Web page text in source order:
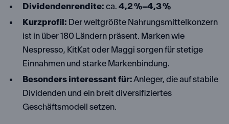
Dividendenrendite: ca. 4,2 %–4,3 %
Kurzprofil: Der weltgrößte Nahrungsmittelkonzern
ist in über 180 Ländern präsent. Marken wie
Nespresso, KitKat oder Maggi sorgen für stetige
Einnahmen und starke Markenbindung.
Besonders interessant für:Anleger, die auf stabile
Dividenden und ein breit diversifiziertes
Geschäftsmodell setzen.